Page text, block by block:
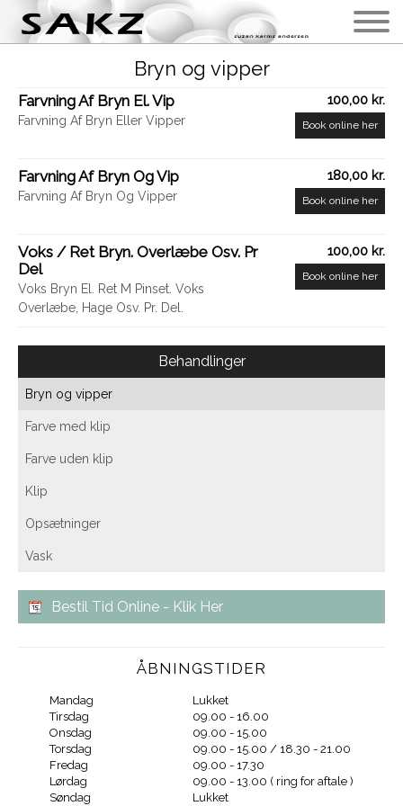
Bryn og vipper
Farvning Af Bryn El. Vip
Farvning Af Bryn Eller Vipper
100,00 kr.
Book online her
Farvning Af Bryn Og Vip
Farvning Af Bryn Og Vipper
180,00 kr.
Book online her
Voks / Ret Bryn. Overlæbe Osv. Pr
Del
Voks Bryn El. Ret M Pinset. Voks
Overlæbe, Hage Osv. Pr. Del.
100,00 kr.
Book online her
Behandlinger
Bryn og vipper
Farve med klip
Farve uden klip
Klip
Opsætninger
Vask
Bestil Tid Online - Klik Her
ÅBNINGSTIDER
Mandag
Lukket
Tirsdag
09.00 - 16.00
Onsdag
09.00 - 15.00
Torsdag
09.00 - 15.00 / 18.30 - 21.00
Fredag
09.00 - 17.30
Lørdag
09.00 - 13.00 ( ring for aftale )
Søndag
Lukket